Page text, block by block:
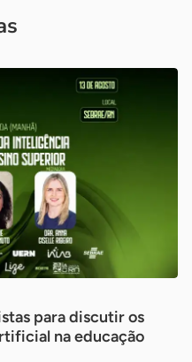
para discutir os
na educação